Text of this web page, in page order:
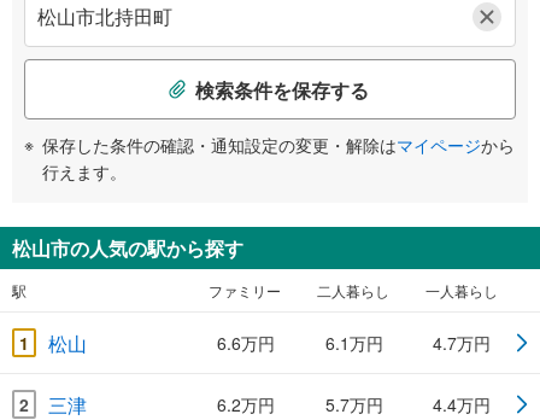
検索条件を保存する
保存した条件の確認・通知設定の変更・解除はマイページから
行えます。
松山市の人気の駅から探す
駅 ファミリー 二人暮らし 一人暮らし
1 松山 6.6万円 6.1万円 4.7万円
2 三津 6.2万円 5.7万円 4.4万円